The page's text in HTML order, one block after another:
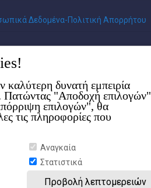
Δεδομένα-Πολιτική Απορρήτου
καλύτερη δυνατή εμπειρία
Πατώντας "Αποδοχή επιλογών"
επιλογών", θα
τις πληροφορίες που
Αναγκαία
Στατιστικά
Προβολή λεπτομερειών